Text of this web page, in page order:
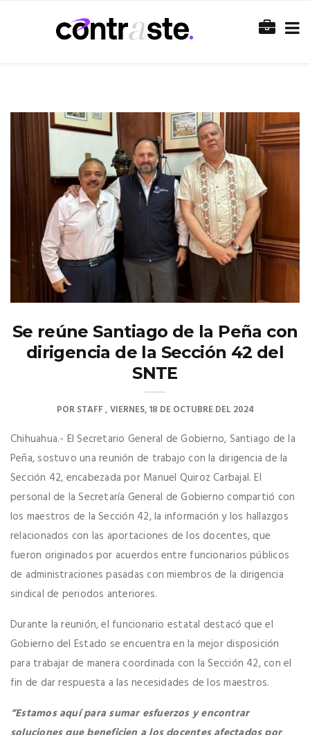
Se reúne Santiago de la Peña con
dirigencia de la Sección 42 del
SNTE
PORSTAFF VIERNES, 18 DE OCTUBRE DEL 2024
Chihuahua.- El Secretario General de Gobierno, Santiago de la
Peña, sostuvo una reunión de trabajo con la dirigencia de la
Sección 42, encabezada por Manuel Quiroz Carbajal. El
personal de la Secretaría General de Gobierno compartió con
los maestros de la Sección 42, la información y los hallazgos
relacionados con las aportaciones de los docentes, que
fueron originados por acuerdos entre funcionarios públicos
de administraciones pasadas con miembros de la dirigencia
sindical de periodos anteriores.
Durante la reunión, el funcionario estatal destacó que el
Gobierno del Estado se encuentra en la mejor disposición
para trabajar de manera coordinada con la Sección 42, con el
fin de dar respuesta a las necesidades de los maestros.
“Estamos aquí para sumar esfuerzos y encontrar